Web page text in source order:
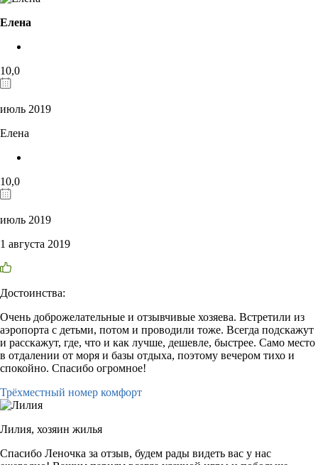
Елена
10,0
июль 2019
Елена
10,0
июль 2019
1 августа 2019
Достоинства:
Очень доброжелательные и отзывчивые хозяева. Встретили из
аэропорта с детьми, потом и проводили тоже. Всегда подскажут
и расскажут, где, что и как лучше, дешевле, быстрее. Само место
в отдалении от моря и базы отдыха, поэтому вечером тихо и
спокойно. Спасибо огромное!
Трёхместный номер комфорт
Лилия, хозяин жилья
Спасибо Леночка за отзыв, будем рады видеть вас у нас